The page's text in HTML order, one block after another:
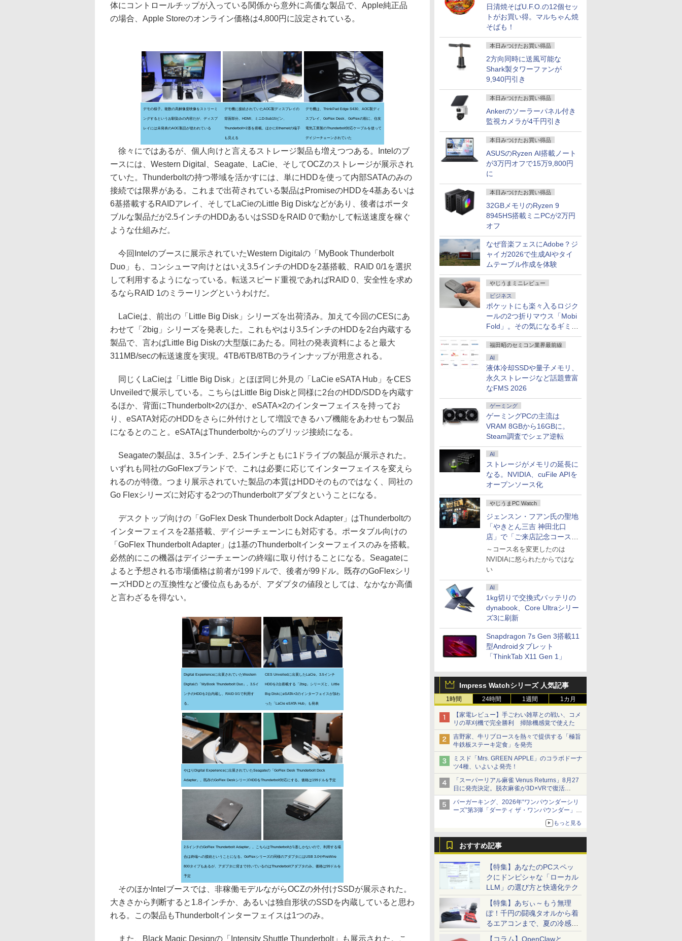
日清焼そばU.F.O.の12個セッ
トがお買い得。マルちゃん焼
そばも！
本日みつけたお買い得品
2方向同時に送風可能な
Shark製タワーファンが
9,940円引き
本日みつけたお買い得品
Ankerのソーラーパネル付き
監視カメラが4千円引き
本日みつけたお買い得品
ASUSのRyzen AI搭載ノート
が3万円オフで15万9,800円
に
本日みつけたお買い得品
32GBメモリのRyzen 9
8945HS搭載ミニPCが2万円
オフ
なぜ音楽フェスにAdobe？ジ
ャイガ2026で生成AIやタイ
ムテーブル作成を体験
やじうまミニレビュー
ビジネス
ポケットにも楽々入るロジク
ールの2つ折りマウス「Mobi
Fold」。その気になるギミッ
クとは？
福田昭のセミコン業界最前線
AI
液体冷却SSDや量子メモリ、
永久ストレージなど話題豊富
なFMS 2026
ゲーミング
ゲーミングPCの主流は
VRAM 8GBから16GBに。
Steam調査でシェア逆転
AI
ストレージがメモリの延長に
なる。NVIDIA、cuFile APIを
オープンソース化
やじうまPC Watch
ジェンスン・フアン氏の聖地
「やきとん三吉 神田北口
店」で「ご来店記念コース」
を娘と堪能
～コース名を変更したのは
NVIDIAに怒られたからではな
い
AI
1kg切りで交換式バッテリの
dynabook、Core Ultraシリー
ズ3に刷新
Snapdragon 7s Gen 3搭載11
型Androidタブレット
「ThinkTab X11 Gen 1」
Impress Watchシリーズ 人気記事
1時間 24時間 1週間 1カ月
【家電レビュー】手ごわい雑草との戦い、コメ
リの草刈機で完全勝利 掃除機感覚で使えた
吉野家、牛リブロースを熱々で提供する「極旨
牛鉄板ステーキ定食」を発売
ミスド「Mrs. GREEN APPLE」のコラボドーナ
ツ4種、いよいよ発売！
「スーパーリアル麻雀 Venus Returns」8月27
日に発売決定。脱衣麻雀が3D×VRで復活
発売から2週間は20%オフになるセールが実施
バーガーキング、2026年“ワンパウンダーシリ
ーズ”第3弾「ダーティ ザ・ワンパウンダー」を
「特製ガーリックマヨソース」を使用した超大
もっと見る
おすすめ記事
【特集】あなたのPCスペッ
クにドンピシャな「ローカル
LLM」の選び方と快適化テク
【特集】あぢぃ～もう無理
ぽ！千円の闘魂タオルから着
るエアコンまで、夏の冷感グ
ッズ一挙紹介
【コラム】OpenClawと
体にコントロールチップが入っている関係から意外に高価な製品で、Apple純正品
の場合、Apple Storeのオンライン価格は4,800円に設定されている。
デモの様子。複数の高解像度映像をストリーミ
ングするというお馴染みの内容だが、ディスプ
レイには未発表のAOC製品が使われている
デモ機に接続されていたAOC製ディスプレイの
背面部分。HDMI、ミニD-Sub15ピン、
Thunderbolt×2基を搭載。ほかにEthernetの端子
も見える
デモ機は、ThinkPad Edge S430、AOC製ディ
スプレイ、GoFlex Desk、GoFlexの順に、住友
電気工業製のThunderbolt対応ケーブルを使って
デイジーチェーンされていた
徐々にではあるが、個人向けと言えるストレージ製品も増えつつある。Intelのブ
ースには、Western Digital、Seagate、LaCie、そしてOCZのストレージが展示され
ていた。Thunderboltの持つ帯域を活かすには、単にHDDを使って内部SATAのみの
接続では限界がある。これまで出荷されている製品はPromiseのHDDを4基あるいは
6基搭載するRAIDアレイ、そしてLaCieのLittle Big Diskなどがあり、後者はポータ
ブルな製品だが2.5インチのHDDあるいはSSDをRAID 0で動かして転送速度を稼ぐ
ような仕組みだ。
今回Intelのブースに展示されていたWestern Digitalの「MyBook Thunderbolt
Duo」も、コンシューマ向けとはいえ3.5インチのHDDを2基搭載、RAID 0/1を選択
して利用するようになっている。転送スピード重視であればRAID 0、安全性を求め
るならRAID 1のミラーリングというわけだ。
LaCieは、前出の「Little Big Disk」シリーズを出荷済み。加えて今回のCESにあ
わせて「2big」シリーズを発表した。これもやはり3.5インチのHDDを2台内蔵する
製品で、言わばLittle Big Diskの大型版にあたる。同社の発表資料によると最大
311MB/secの転送速度を実現。4TB/6TB/8TBのラインナップが用意される。
同じくLaCieは「Little Big Disk」とほぼ同じ外見の「LaCie eSATA Hub」をCES
Unveiledで展示している。こちらはLittle Big Diskと同様に2台のHDD/SDDを内蔵す
るほか、背面にThunderbolt×2のほか、eSATA×2のインターフェイスを持ってお
り、eSATA対応のHDDをさらに外付けとして増設できるハブ機能をあわせもつ製品
になるとのこと。eSATAはThunderboltからのブリッジ接続になる。
Seagateの製品は、3.5インチ、2.5インチともに1ドライブの製品が展示された。
いずれも同社のGoFlexブランドで、これは必要に応じてインターフェイスを変えら
れるのが特徴。つまり展示されていた製品の本質はHDDそのものではなく、同社の
Go Flexシリーズに対応する2つのThunderboltアダプタということになる。
デスクトップ向けの「GoFlex Desk Thunderbolt Dock Adapter」はThunderboltの
インターフェイスを2基搭載、デイジーチェーンにも対応する。ポータブル向けの
「GoFlex Thunderbolt Adapter」は1基のThunderboltインターフェイスのみを搭載。
必然的にこの機器はデイジーチェーンの終端に取り付けることになる。Seagateに
よると予想される市場価格は前者が199ドルで、後者が99ドル。既存のGoFlexシリ
ーズHDDとの互換性など優位点もあるが、アダプタの値段としては、なかなか高価
と言わざるを得ない。
Digital Experienceに出展されていたWestern
Digitalの「MyBook Thunderbolt Duo」。3.5イ
ンチのHDDを2台内蔵し、RAID 0/1で利用す
る。
CES Unveiledに出展したLaCie。3.5インチ
HDDを2台搭載する「2big」シリーズと、Little
Big DiskにeSATA×2のインターフェイスが加わ
った「LaCie eSATA Hub」も発表
やはりDigital Experienceに出展されていたSeagateの「GoFlex Desk Thunderbolt Dock
Adapter」。既存のGoFlex DeskシリーズHDDをThunderbolt対応にする。価格は199ドルを予定
2.5インチのGoFlex Thunderbolt Adapter」。こちらはThunderboltが1基しかないので、利用する場
合は終端への接続ということになる。GoFlexシリーズの同様のアダプタにはUSB 3.0やFireWire
800タイプもあるが、アダプタに背まで付いているのはThunderboltアダプタのみ。価格は99ドルを
予定
そのほかIntelブースでは、非稼働モデルながらOCZの外付けSSDが展示された。
大きさから判断すると1.8インチか、あるいは独自形状のSSDを内蔵していると思わ
れる。この製品もThunderboltインターフェイスは1つのみ。
また、Black Magic Designの「Intensity Shuttle Thunderbolt」も展示された。こ